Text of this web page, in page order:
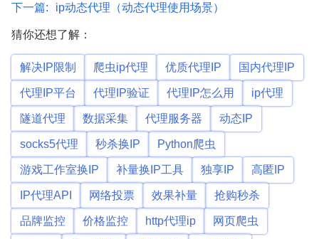
下一篇:
ip动态代理（动态代理使用场景）
猜你还想了解：
解决IP限制 爬虫ip代理 优质代理IP 国内代理IP
代理IP平台 代理IP验证 代理IP怎么用 ip代理
隧道代理 数据采集 代理服务器 动态IP
socks5代理 秒杀换IP Python爬虫
游戏工作室换IP 补量换IP工具 独享IP 高匿IP
IP代理API 网络投票 效果补量 抢购秒杀
品牌监控 价格监控 http代理ip 网页爬虫